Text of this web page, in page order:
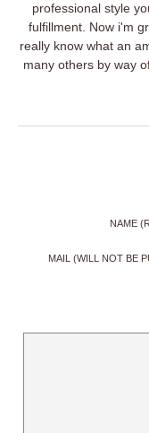
professional style
fulfillment. Now i'm
really know what an
many others by way
NAME
MAIL (WILL NOT BE